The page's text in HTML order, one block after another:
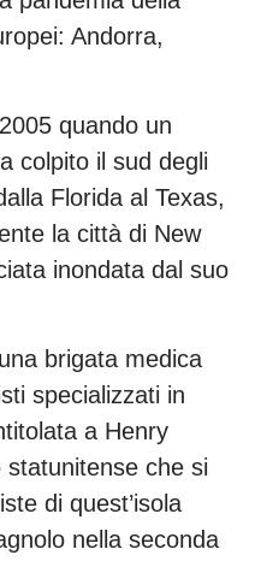
Andorra,
quando un
colpito il sud degli
Florida al Texas,
la città di New
inondata dal suo
brigata medica
specializzati in
a Henry
che si
di quest’isola
nella seconda